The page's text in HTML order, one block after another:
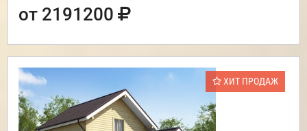
от 2191200
ХИТ ПРОДАЖ